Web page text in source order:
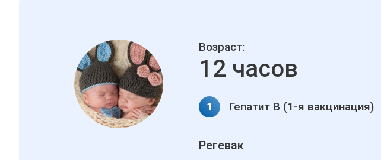
Возраст:
12 часов
1 Гепатит В (1-я вакцинация)
Регевак